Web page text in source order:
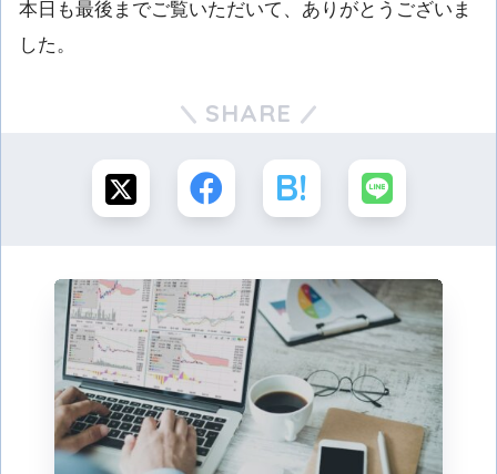
本日も最後までご覧いただいて、ありがとうございま
した。
SHARE